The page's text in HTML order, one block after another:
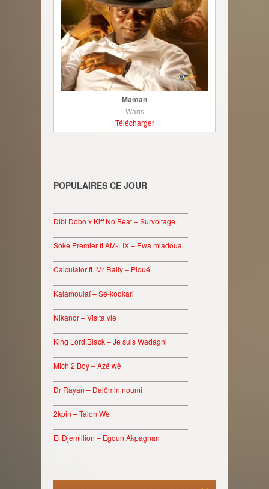
Maman
Waris
Télécharger
POPULAIRES CE JOUR
Dibi Dobo x Kiff No Beat – Survoltage
Soke Premier ft AM-LIX – Ewa miadoua
Calculator ft. Mr Rally – Piqué
Kalamoulaï – Sé-kookari
Nikanor – Vis ta vie
King Lord Black – Je suis Wadagni
Mich 2 Boy – Azé wè
Dr Rayan – Dalômin noumi
2kpin – Talon Wè
El Djemillion – Egoun Akpagnan